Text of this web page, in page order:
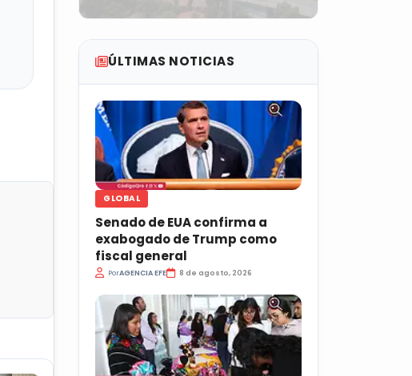
ÚLTIMAS NOTICIAS
GLOBAL
Senado de EUA confirma a
exabogado de Trump como
fiscal general
PorAGENCIA EFE 8 de agosto, 2026